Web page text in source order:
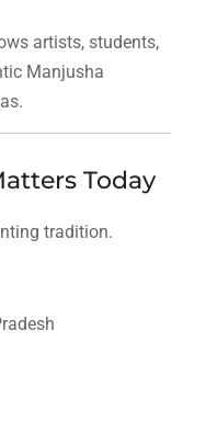
artists, students,
Manjusha
Today
tradition.